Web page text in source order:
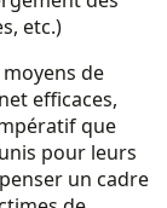
etc.)
de
efficaces,
que
pour leurs
un cadre